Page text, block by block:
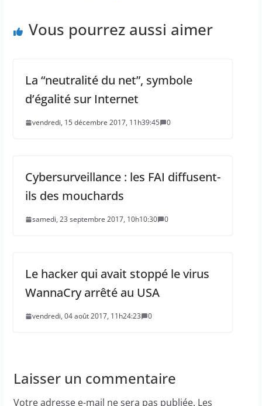
Vous pourrez aussi aimer
La “neutralité du net”, symbole
d’égalité sur Internet
vendredi, 15 décembre 2017, 11h39:45 0
Cybersurveillance : les FAI diffusent-
ils des mouchards
samedi, 23 septembre 2017, 10h10:30 0
Le hacker qui avait stoppé le virus
WannaCry arrêté au USA
vendredi, 04 août 2017, 11h24:23 0
Laisser un commentaire
Votre adresse e-mail ne sera pas publiée. Les